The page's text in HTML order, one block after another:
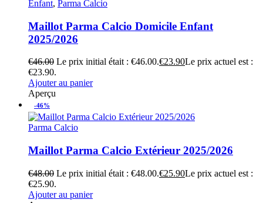
Enfant, Parma Calcio
Maillot Parma Calcio Domicile Enfant
2025/2026
€46.00 Le prix initial était : €46.00.€23.90Le prix actuel est :
€23.90.
Ajouter au panier
Aperçu
-46%
Parma Calcio
Maillot Parma Calcio Extérieur 2025/2026
€48.00 Le prix initial était : €48.00.€25.90Le prix actuel est :
€25.90.
Ajouter au panier